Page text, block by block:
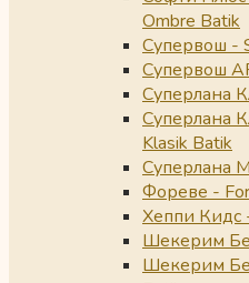
Ombre Batik
Супервош -
Супервош
Суперлана
Суперлана
Klasik Batik
Суперлана
Фореве -
Хеппи Кидс
Шекерим
Шекерим